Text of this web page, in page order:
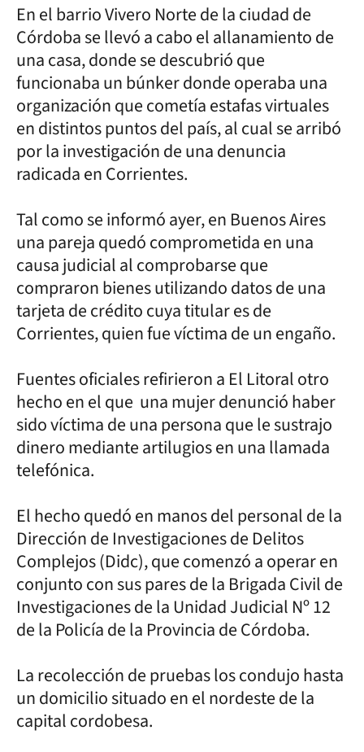
En el barrio Vivero Norte de la ciudad de
Córdoba se llevó a cabo el allanamiento de
una casa, donde se descubrió que
funcionaba un búnker donde operaba una
organización que cometía estafas virtuales
en distintos puntos del país, al cual se arribó
por la investigación de una denuncia
radicada en Corrientes.
Tal como se informó ayer, en Buenos Aires
una pareja quedó comprometida en una
causa judicial al comprobarse que
compraron bienes utilizando datos de una
tarjeta de crédito cuya titular es de
Corrientes, quien fue víctima de un engaño.
Fuentes oficiales refirieron a El Litoral otro
hecho en el que una mujer denunció haber
sido víctima de una persona que le sustrajo
dinero mediante artilugios en una llamada
telefónica.
El hecho quedó en manos del personal de la
Dirección de Investigaciones de Delitos
Complejos (Didc), que comenzó a operar en
conjunto con sus pares de la Brigada Civil de
Investigaciones de la Unidad Judicial Nº 12
de la Policía de la Provincia de Córdoba.
La recolección de pruebas los condujo hasta
un domicilio situado en el nordeste de la
capital cordobesa.